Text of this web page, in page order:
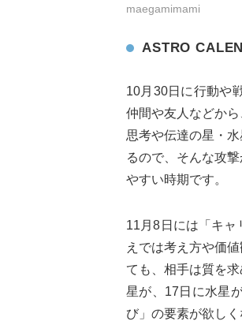
maegamimami
ASTRO
10月30日に行動や
仲間や友人などか
思考や伝達の星・
るので、そんな攻
やすい時期です。
11月8日には「キャ
えでは考え方や価
ても、相手は質を
星が、17日に水星
び」の要素が欲し